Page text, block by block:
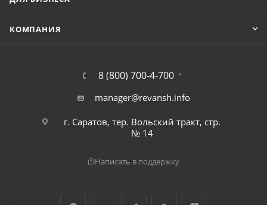
КОМПАНИЯ
8 (800) 700-4-700
manager@revansh.info
г. Саратов, тер. Вольский тракт, стр.
№ 14
Написать в поддержку